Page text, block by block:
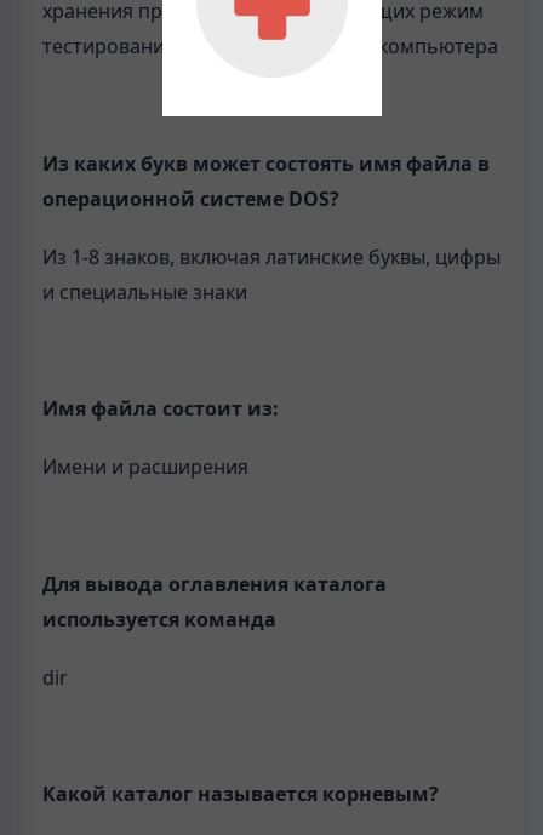
хранения программ, обеспечивающих режим
тестирования работоспособности компьютера
Из каких букв может состоять имя файла в
операционной системе DOS?
Из 1-8 знаков, включая латинские буквы, цифры
и специальные знаки
Имя файла состоит из:
Имени и расширения
Для вывода оглавления каталога
используется команда
dir
Какой каталог называется корневым?